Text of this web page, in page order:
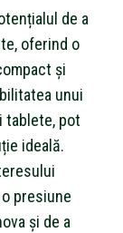
de a
oferind o
și
unui
tablete, pot
ideală.
presiune
și de a